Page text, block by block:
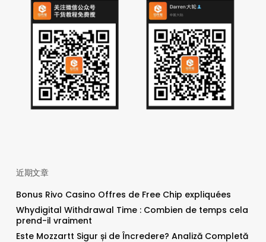
近期文章
Bonus Rivo Casino Offres de Free Chip expliquées
Whydigital Withdrawal Time : Combien de temps cela
prend-il vraiment
Este Mozzartt Sigur și de Încredere? Analiză Completă